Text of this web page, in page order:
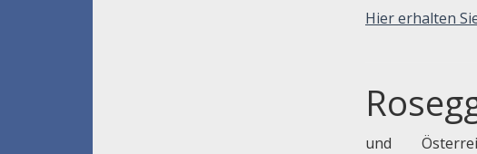
Hier erhalten
und